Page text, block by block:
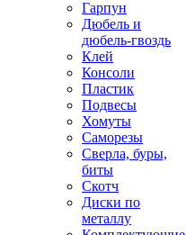
Гарпун
Дюбель и
дюбель-гвоздь
Клей
Консоли
Пластик
Подвесы
Хомуты
Саморезы
Сверла, буры,
биты
Скотч
Диски по
металлу